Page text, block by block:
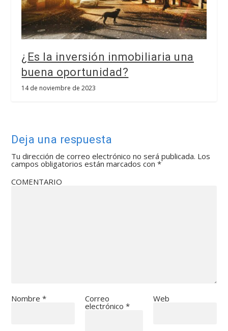
¿Es la inversión inmobiliaria una
buena oportunidad?
14 de noviembre de 2023
Deja una respuesta
Tu dirección de correo electrónico no será publicada. Los
campos obligatorios están marcados con*
COMENTARIO
Nombre* Correo
electrónico *
Web